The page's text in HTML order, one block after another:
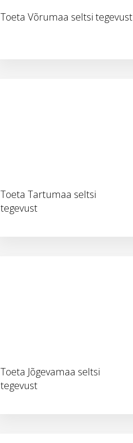
Toeta Võrumaa seltsi tegevust
Toeta Tartumaa seltsi
tegevust
Toeta Jõgevamaa seltsi
tegevust